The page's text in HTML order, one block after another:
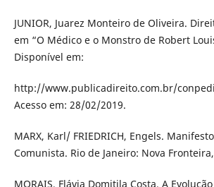
JUNIOR, Juarez Monteiro de Oliveira.
em “O Médico e o Monstro de Robert
Disponível em:
http://www.publicadireito.com.br/
Acesso em: 28/02/2019.
MARX, Karl/ FRIEDRICH, Engels.
Comunista. Rio de Janeiro: Nova
MORAIS, Flávia Domitila Costa. A